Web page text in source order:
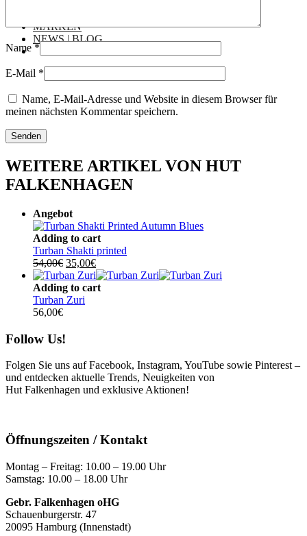
MARKEN
NEWS | BLOG
Name*
E-Mail *
Name, E-Mail-Adresse und Website in diesem Browser für
meinen nächsten Kommentar speichern.
WEITERE ARTIKEL VON HUT
FALKENHAGEN
Angebot
Adding to cart
Turban Shakti printed
54,00€ Ursprünglicher
Preis
war:
54,00€
35,00€Aktueller
Preis
ist:
Adding to cart
Turban Zuri
56,00€
Follow Us!
Folgen Sie uns auf Facebook, Instagram, YouTube sowie Pinterest –
und entdecken aktuelle Trends, Neuigkeiten von
Hut Falkenhagen und exklusive Aktionen!
Öffnungszeiten / Kontakt
Montag – Freitag: 10.00 – 19.00 Uhr
Samstag: 10.00 – 18.00 Uhr
Gebr. Falkenhagen oHG
Schauenburgerstr. 47
20095 Hamburg (Innenstadt)